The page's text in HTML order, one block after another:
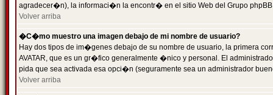
agradecer�n), la informaci�n la encontr� en el sitio Web del Grupo
Volver arriba
�C�mo muestro una imagen debajo de mi nombre de usuario?
Hay dos tipos de im�genes debajo de su nombre de usuario, la primera
AVATAR, que es un gr�fico generalmente �nico y personal. El
pida que sea activada esa opci�n (seguramente sea un administrador
Volver arriba